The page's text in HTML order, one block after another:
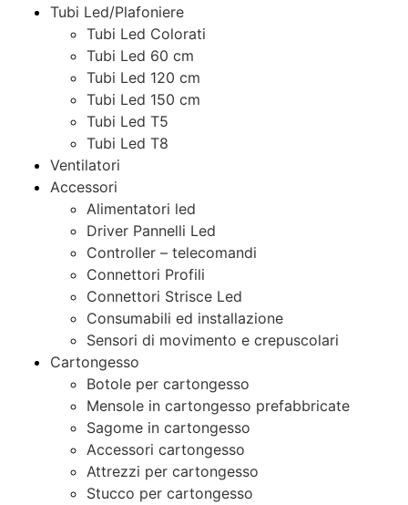
Tubi Led/Plafoniere
Tubi Led Colorati
Tubi Led 60 cm
Tubi Led 120 cm
Tubi Led 150 cm
Tubi Led T5
Tubi Led T8
Ventilatori
Accessori
Alimentatori led
Driver Pannelli Led
Controller – telecomandi
Connettori Profili
Connettori Strisce Led
Consumabili ed installazione
Sensori di movimento e crepuscolari
Cartongesso
Botole per cartongesso
Mensole in cartongesso prefabbricate
Sagome in cartongesso
Accessori cartongesso
Attrezzi per cartongesso
Stucco per cartongesso